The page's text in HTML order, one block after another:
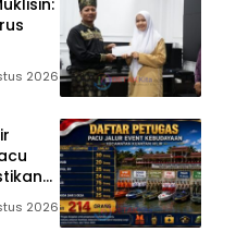
2026
2026